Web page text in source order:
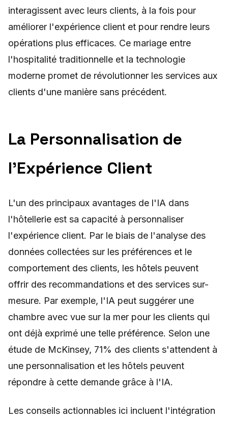
interagissent avec leurs clients, à la fois pour
améliorer l'expérience client et pour rendre leurs
opérations plus efficaces. Ce mariage entre
l'hospitalité traditionnelle et la technologie
moderne promet de révolutionner les services aux
clients d'une manière sans précédent.
La Personnalisation de
l'Expérience Client
L'un des principaux avantages de l'IA dans
l'hôtellerie est sa capacité à personnaliser
l'expérience client. Par le biais de l'analyse des
données collectées sur les préférences et le
comportement des clients, les hôtels peuvent
offrir des recommandations et des services sur-
mesure. Par exemple, l'IA peut suggérer une
chambre avec vue sur la mer pour les clients qui
ont déjà exprimé une telle préférence. Selon une
étude de McKinsey, 71% des clients s'attendent à
une personnalisation et les hôtels peuvent
répondre à cette demande grâce à l'IA.
Les conseils actionnables ici incluent l'intégration